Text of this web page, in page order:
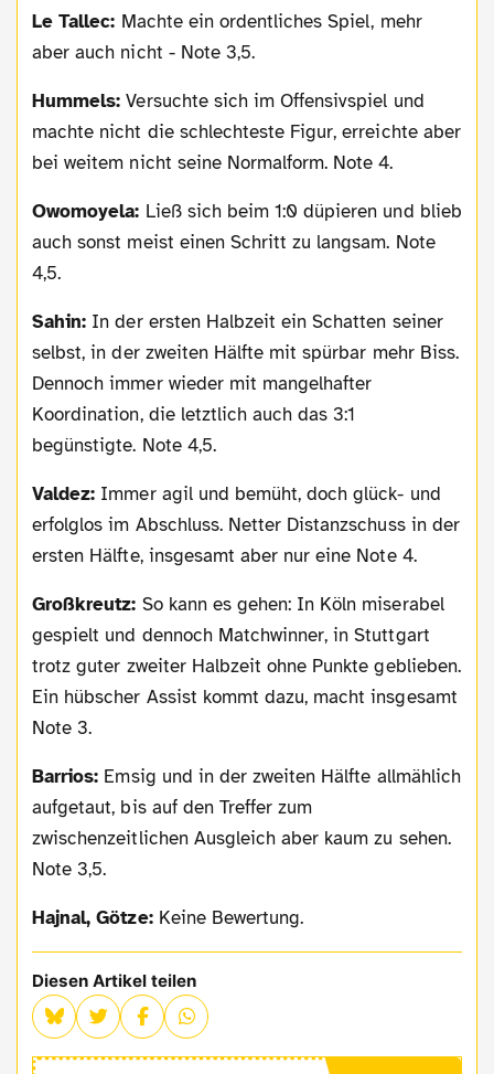
Le Tallec: Machte ein ordentliches Spiel, mehr
aber auch nicht - Note 3,5.
Hummels:Versuchte sich im Offensivspiel und
machte nicht die schlechteste Figur, erreichte aber
bei weitem nicht seine Normalform. Note 4.
Owomoyela: Ließ sich beim 1:0 düpieren und blieb
auch sonst meist einen Schritt zu langsam. Note
4,5.
Sahin: In der ersten Halbzeit ein Schatten seiner
selbst, in der zweiten Hälfte mit spürbar mehr Biss.
Dennoch immer wieder mit mangelhafter
Koordination, die letztlich auch das 3:1
begünstigte. Note 4,5.
Valdez: Immer agil und bemüht, doch glück- und
erfolglos im Abschluss. Netter Distanzschuss in der
ersten Hälfte, insgesamt aber nur eine Note 4.
Großkreutz: So kann es gehen: In Köln miserabel
gespielt und dennoch Matchwinner, in Stuttgart
trotz guter zweiter Halbzeit ohne Punkte geblieben.
Ein hübscher Assist kommt dazu, macht insgesamt
Note 3.
Barrios: Emsig und in der zweiten Hälfte allmählich
aufgetaut, bis auf den Treffer zum
zwischenzeitlichen Ausgleich aber kaum zu sehen.
Note 3,5.
Hajnal, Götze: Keine Bewertung.
Diesen Artikel teilen